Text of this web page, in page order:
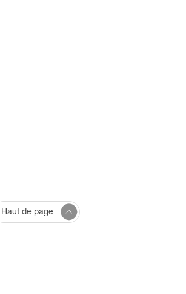
Haut de page